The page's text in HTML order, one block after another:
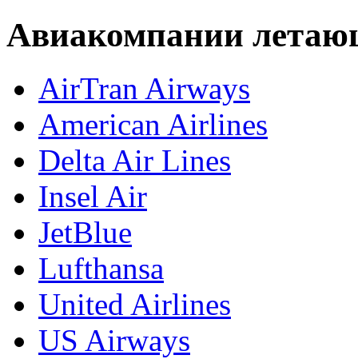
Авиакомпании
AirTran Airways
American Airlines
Delta Air Lines
Insel Air
JetBlue
Lufthansa
United Airlines
US Airways